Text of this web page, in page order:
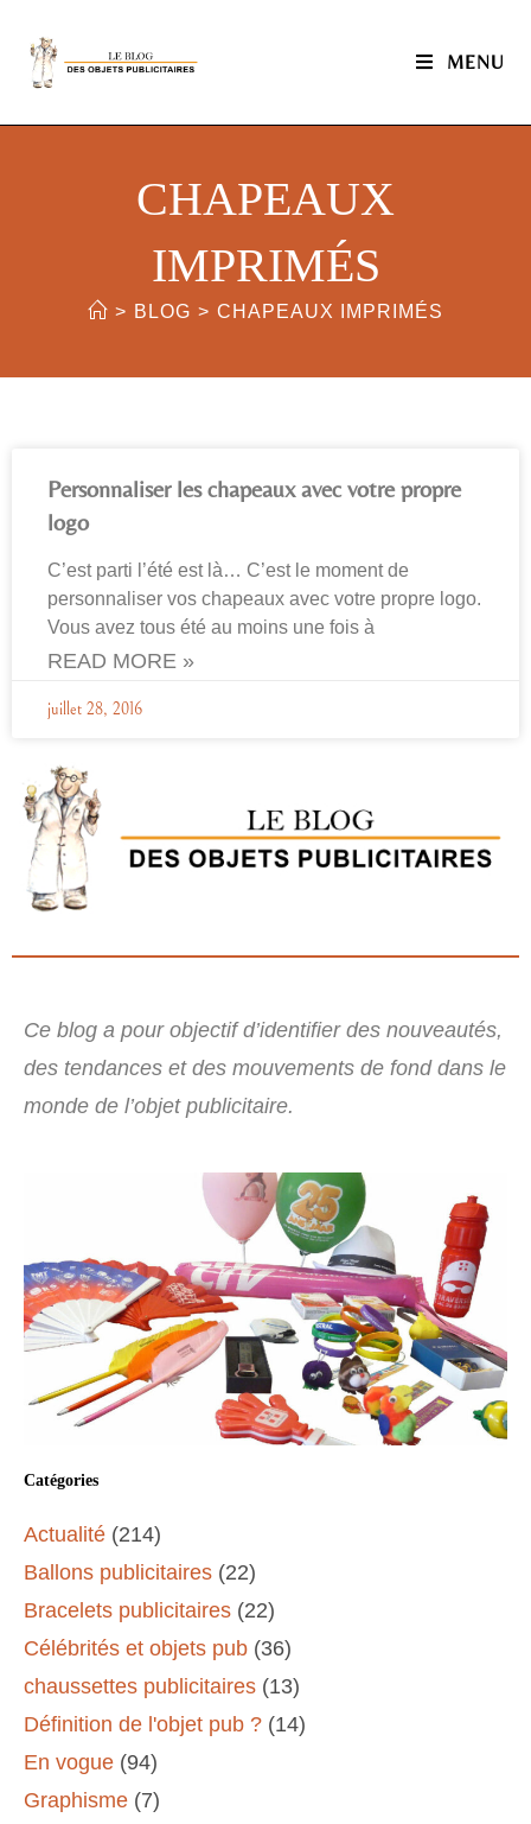
MENU
CHAPEAUX
IMPRIMÉS
> BLOG > CHAPEAUX IMPRIMÉS
Personnaliser les chapeaux avec votre propre
logo
C’est parti l’été est là… C’est le moment de
personnaliser vos chapeaux avec votre propre logo.
Vous avez tous été au moins une fois à
READ MORE »
juillet 28, 2016
Ce blog a pour objectif d’identifier des nouveautés,
des tendances et des mouvements de fond dans le
monde de l’objet publicitaire.
Catégories
Actualité (214)
Ballons publicitaires (22)
Bracelets publicitaires (22)
Célébrités et objets pub (36)
chaussettes publicitaires (13)
Définition de l'objet pub ? (14)
En vogue (94)
Graphisme (7)